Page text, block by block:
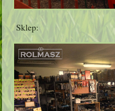
Sklep: